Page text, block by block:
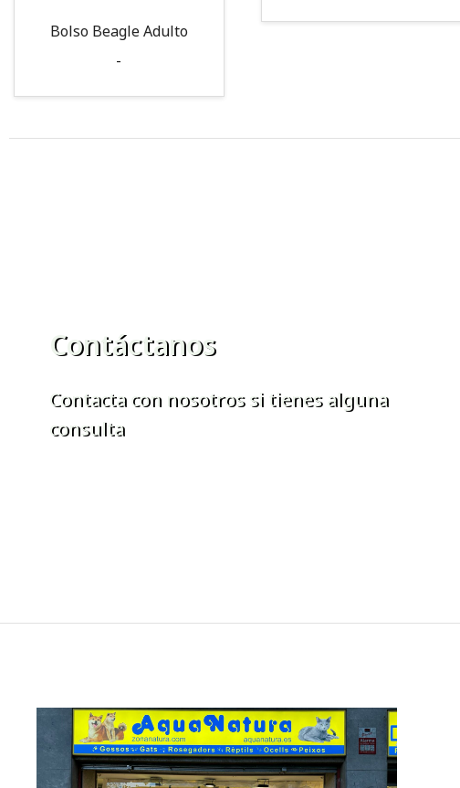
Bolso Beagle Adulto
-
Contáctanos
Contacta con nosotros si tienes alguna
consulta